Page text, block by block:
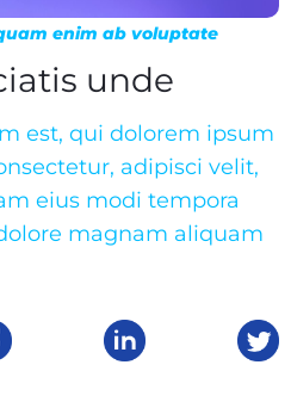
enim ab voluptate
unde
est, qui dolorem ipsum
adipisci velit,
eius modi tempora
magnam aliquam